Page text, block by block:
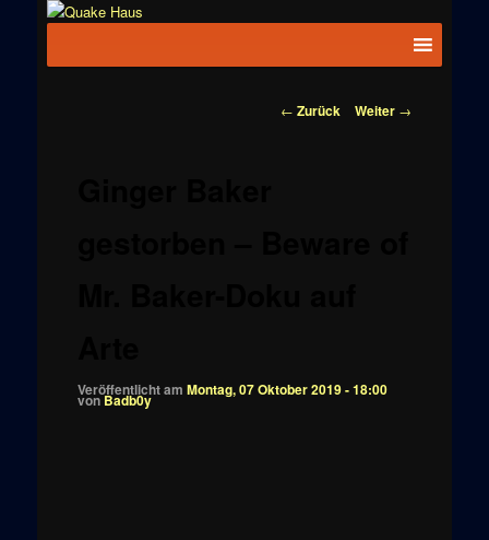
News zu
Beitragsnavigation
← Zurück Weiter →
Veröffentlicht am Montag, 07 Oktober 2019 - 18:00
vonBadb0y